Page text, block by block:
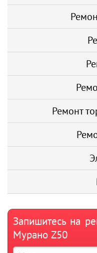
Ремонт
Запишитесь на
Мурано Z50